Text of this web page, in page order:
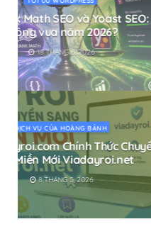
Mua Nick FB Lâu
Seeding,
3
DỊCH VỤ
Mua nick Facebook
cao, phù
22